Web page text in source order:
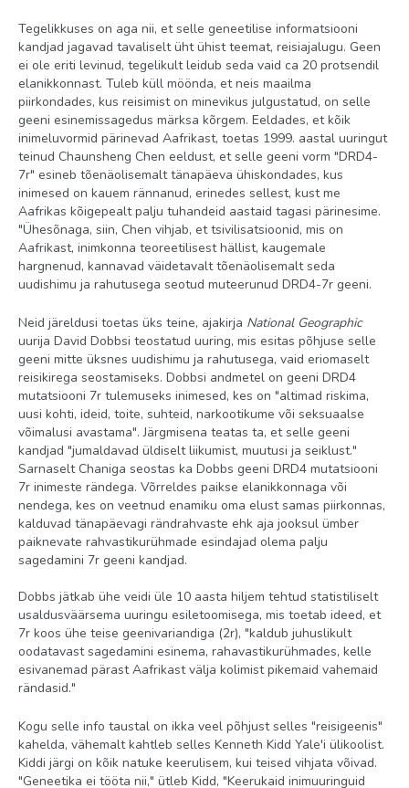
Tegelikkuses on aga nii, et selle geneetilise informatsiooni
kandjad jagavad tavaliselt üht ühist teemat, reisiajalugu. Geen
ei ole eriti levinud, tegelikult leidub seda vaid ca 20 protsendil
elanikkonnast. Tuleb küll möönda, et neis maailma
piirkondades, kus reisimist on minevikus julgustatud, on selle
geeni esinemissagedus märksa kõrgem. Eeldades, et kõik
inimeluvormid pärinevad Aafrikast, toetas 1999. aastal uuringut
teinud Chaunsheng Chen eeldust, et selle geeni vorm "DRD4-
7r" esineb tõenäolisemalt tänapäeva ühiskondades, kus
inimesed on kauem rännanud, erinedes sellest, kust me
Aafrikas kõigepealt palju tuhandeid aastaid tagasi pärinesime.
"Ühesõnaga, siin, Chen vihjab, et tsivilisatsioonid, mis on
Aafrikast, inimkonna teoreetilisest hällist, kaugemale
hargnenud, kannavad väidetavalt tõenäolisemalt seda
uudishimu ja rahutusega seotud muteerunud DRD4-7r geeni.
Neid järeldusi toetas üks teine, ajakirja National Geographic
uurija David Dobbsi teostatud uuring, mis esitas põhjuse selle
geeni mitte üksnes uudishimu ja rahutusega, vaid eriomaselt
reisikirega seostamiseks. Dobbsi andmetel on geeni DRD4
mutatsiooni 7r tulemuseks inimesed, kes on "altimad riskima,
uusi kohti, ideid, toite, suhteid, narkootikume või seksuaalse
võimalusi avastama". Järgmisena teatas ta, et selle geeni
kandjad "jumaldavad üldiselt liikumist, muutusi ja seiklust."
Sarnaselt Chaniga seostas ka Dobbs geeni DRD4 mutatsiooni
7r inimeste rändega. Võrreldes paikse elanikkonnaga või
nendega, kes on veetnud enamiku oma elust samas piirkonnas,
kalduvad tänapäevagi rändrahvaste ehk aja jooksul ümber
paiknevate rahvastikurühmade esindajad olema palju
sagedamini 7r geeni kandjad.
Dobbs jätkab ühe veidi üle 10 aasta hiljem tehtud statistiliselt
usaldusväärsema uuringu esiletoomisega, mis toetab ideed, et
7r koos ühe teise geenivariandiga (2r), "kaldub juhuslikult
oodatavast sagedamini esinema, rahavastikurühmades, kelle
esivanemad pärast Aafrikast välja kolimist pikemaid vahemaid
rändasid."
Kogu selle info taustal on ikka veel põhjust selles "reisigeenis"
kahelda, vähemalt kahtleb selles Kenneth Kidd Yale'i ülikoolist.
Kiddi järgi on kõik natuke keerulisem, kui teised vihjata võivad.
"Geneetika ei tööta nii," ütleb Kidd, "Keerukaid inimuuringuid